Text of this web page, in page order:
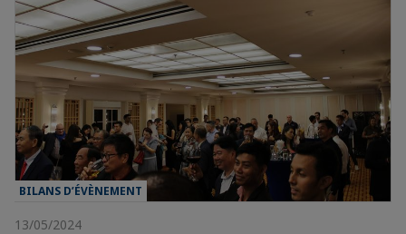
BILANS D’ÉVÈNEMENT
13/05/2024